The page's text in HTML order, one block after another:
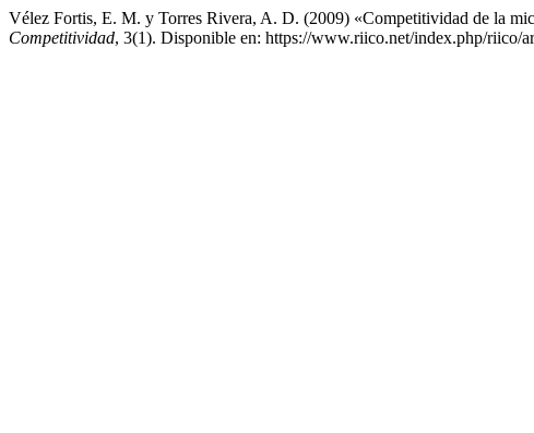
Vélez Fortis, E. M. y Torres Rivera, A. D. (2009) «Competitividad de la
Competitividad, 3(1). Disponible en: https://www.riico.net/index.php/riico/